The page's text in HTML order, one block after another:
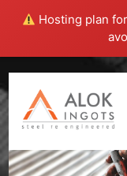
Hosting plan